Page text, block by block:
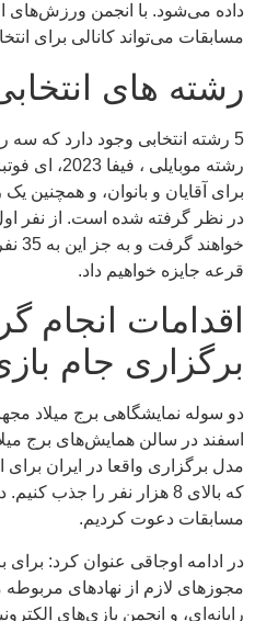
داده می‌شود. با انجمن ورزش‌های
مسابقات می‌تواند کانالی برای
رشته های
برای آقایان و بانوان، و همچنین
در نظر گرفته شده است. از نفر
قرعه جایزه خواهیم داد.
اقدامات انجام
برگزاری جام
اسفند در سالن همایش‌های برج
مدل برگزاری واقعا در ایران برای
که بالای 8 هزار نفر را
مسابقات دعوت کردیم.
در ادامه اوجاقی عنوان کرد: برای
مجوزهای لازم از نهادهای مربوطه
رایانه‌ای، و انجمن بازی‌های